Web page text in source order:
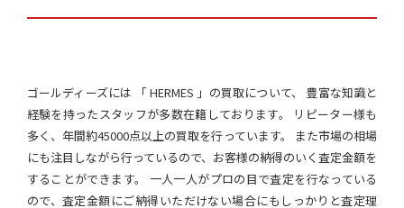
ゴールディーズには 「 HERMES 」の買取について、 豊富な知識と
経験を持ったスタッフが多数在籍しております。 リピーター様も
多く、年間約45000点以上の買取を行っています。 また市場の相場
にも注目しながら行っているので、お客様の納得のいく査定金額を
することができます。 一人一人がプロの目で査定を行なっている
ので、査定金額にご納得いただけない場合にもしっかりと査定理